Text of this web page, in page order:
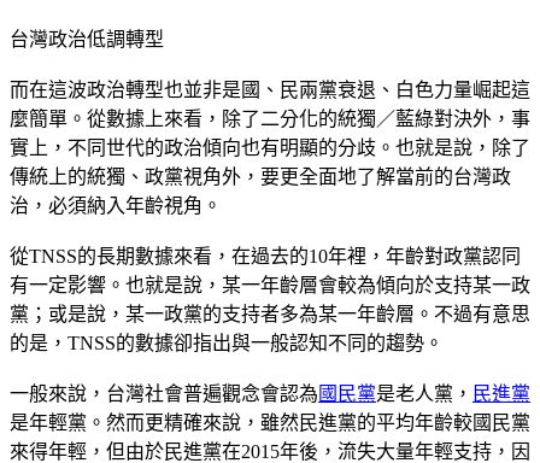
台灣政治低調轉型
而在這波政治轉型也並非是國、民兩黨衰退、白色力量崛起這
麼簡單。從數據上來看，除了二分化的統獨／藍綠對決外，事
實上，不同世代的政治傾向也有明顯的分歧。也就是說，除了
傳統上的統獨、政黨視角外，要更全面地了解當前的台灣政
治，必須納入年齡視角。
從TNSS的長期數據來看，在過去的10年裡，年齡對政黨認同
有一定影響。也就是說，某一年齡層會較為傾向於支持某一政
黨；或是說，某一政黨的支持者多為某一年齡層。不過有意思
的是，TNSS的數據卻指出與一般認知不同的趨勢。
一般來說，台灣社會普遍觀念會認為 國民黨是老人黨， 民進黨
是年輕黨。然而更精確來說，雖然民進黨的平均年齡較國民黨
來得年輕，但由於民進黨在2015年後，流失大量年輕支持，因